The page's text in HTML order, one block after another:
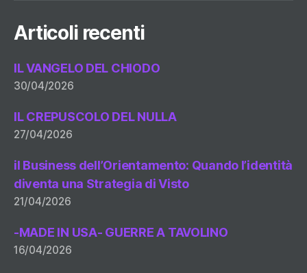
Articoli recenti
IL VANGELO DEL CHIODO
30/04/2026
IL CREPUSCOLO DEL NULLA
27/04/2026
il Business dell’Orientamento: Quando l’identità
diventa una Strategia di Visto
21/04/2026
-MADE IN USA- GUERRE A TAVOLINO
16/04/2026